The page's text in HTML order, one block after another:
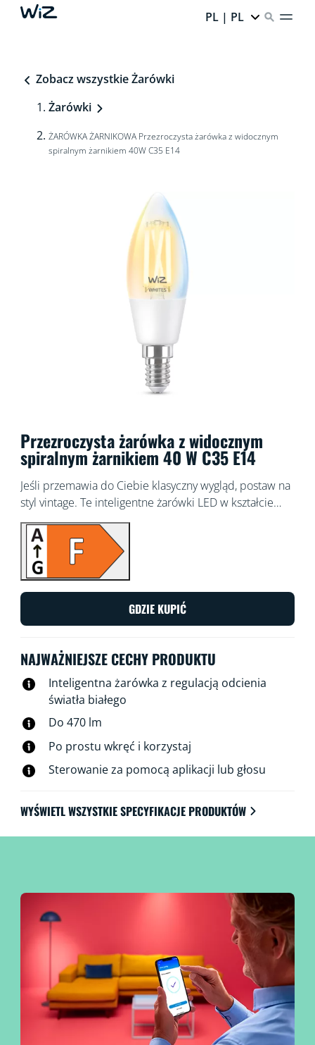
PL | PL
Zobacz wszystkie Żarówki
Żarówki
ŻARÓWKA ŻARNIKOWA Przezroczysta żarówka z widocznym
spiralnym żarnikiem 40W C35 E14
Przezroczysta żarówka z widocznym
spiralnym żarnikiem 40 W C35 E14
Jeśli przemawia do Ciebie klasyczny wygląd, postaw na
styl vintage. Te inteligentne żarówki LED w kształcie
świeczek z przezroczystego szkła idealnie nadają się do
opraw dekoracyjnych, a przy tym sprawdzą się
doskonale, gdy zechcesz dodać wnętrzom szyku.
Wybieraj spośród setek odcieni białego światła, od
dostosowywanie światła do zmieniających się potrzeb i
nastrojów domowników. Wszystkimi źródłami światła
korzystając z aplikacji WiZ, pilota WiZ lub głosu.
GDZIE KUPIĆ
NAJWAŻNIEJSZE CECHY PRODUKTU
Inteligentna żarówka z regulacją odcienia
światła białego
Do 470 lm
Po prostu wkręć i korzystaj
Sterowanie za pomocą aplikacji lub głosu
WYŚWIETL WSZYSTKIE SPECYFIKACJE PRODUKTÓW